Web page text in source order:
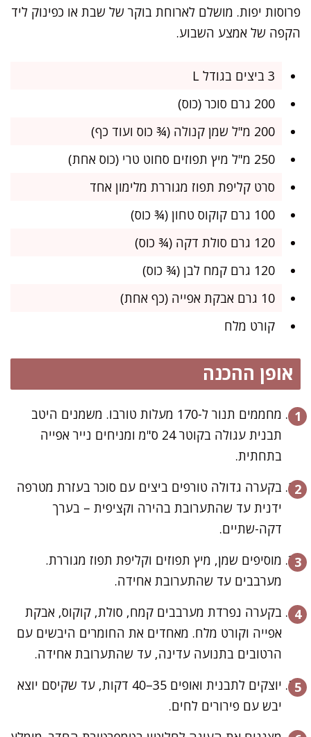
פרוסות יפות. מושלם לארוחת בוקר של שבת או כפינוק ליד
הקפה של אמצע השבוע.
3 ביצים בגודל L
200 גרם סוכר (כוס)
200 מ"ל שמן קנולה (¾ כוס ועוד כף)
250 מ"ל מיץ תפוזים סחוט טרי (כוס אחת)
סרט קליפת תפוז מגוררת מלימון אחד
100 גרם קוקוס טחון (¾ כוס)
120 גרם סולת דקה (¾ כוס)
120 גרם קמח לבן (¾ כוס)
10 גרם אבקת אפייה (כף אחת)
קורט מלח
אופן ההכנה
מחממים תנור ל-170 מעלות טורבו. משמנים היטב
תבנית עגולה בקוטר 24 ס"מ ומניחים נייר אפייה
בתחתית.
בקערה גדולה טורפים ביצים עם סוכר בעזרת מטרפה
ידנית עד שהתערובת בהירה וקציפית – בערך
דקה-שתיים.
מוסיפים שמן, מיץ תפוזים וקליפת תפוז מגוררת.
מערבבים עד שהתערובת אחידה.
בקערה נפרדת מערבבים קמח, סולת, קוקוס, אבקת
אפייה וקורט מלח. מאחדים את החומרים היבשים עם
הרטובים בתנועה עדינה, עד שהתערובת אחידה.
יוצקים לתבנית ואופים 35–40 דקות, עד שקיסם יוצא
יבש עם פירורים לחים.